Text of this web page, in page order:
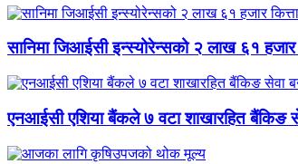
सानिमा जिआईसी इन्स्योरेन्सको २ लाख ६१ हजार
एनआईसी एशिया बैंकले ७ वटा शाखारहित बैंकिङ